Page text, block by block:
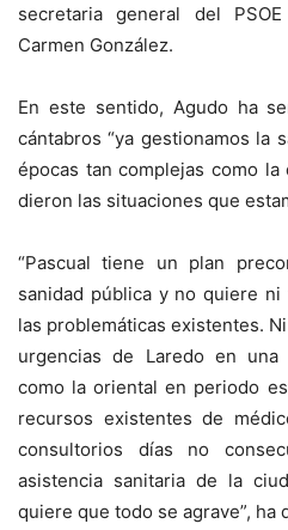
secretaria general del
Carmen González.
En este sentido, Agudo ha
cántabros “ya gestionamos la
épocas tan complejas como
dieron las situaciones que
“Pascual tiene un plan
sanidad pública y no quiere
las problemáticas existentes.
urgencias de Laredo en
como la oriental en periodo
recursos existentes de
consultorios días no
asistencia sanitaria de la
quiere que todo se agrave”, ha